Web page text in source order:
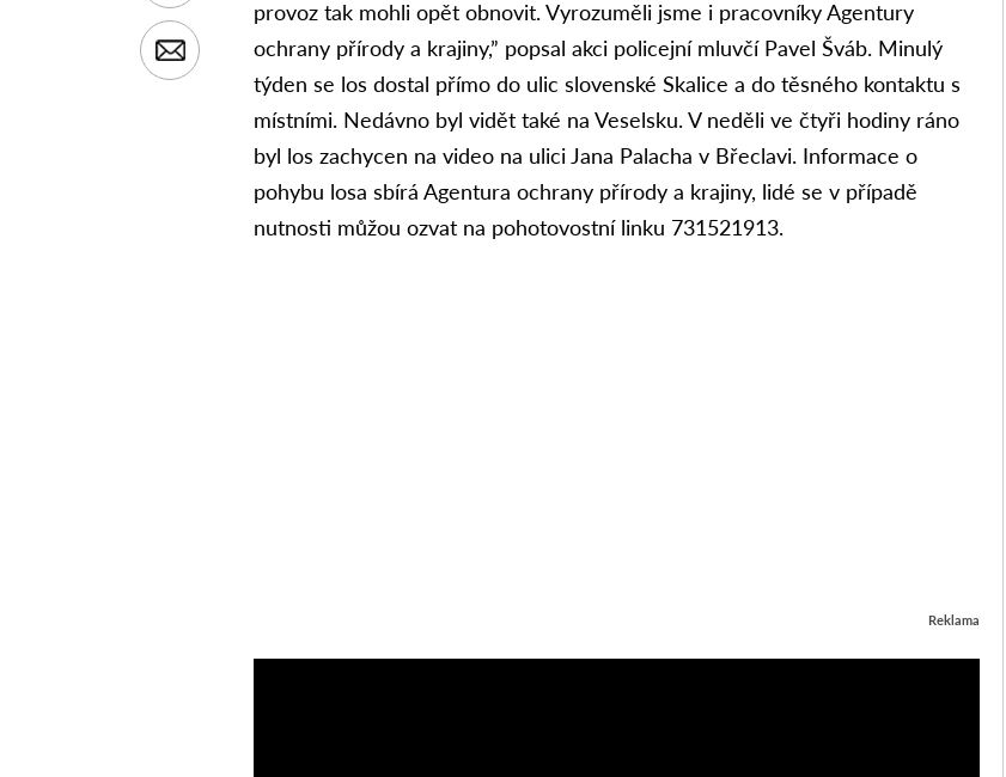
provoz tak mohli opět obnovit. Vyrozuměli jsme i pracovníky Agentury
ochrany přírody a krajiny,” popsal akci policejní mluvčí Pavel Šváb. Minulý
týden se los dostal přímo do ulic slovenské Skalice a do těsného kontaktu s
místními. Nedávno byl vidět také na Veselsku.V neděli ve čtyři hodiny ráno
byl los zachycen na video na ulici Jana Palacha v Břeclavi. Informace o
pohybu losa sbírá Agentura ochrany přírody a krajiny, lidé se v případě
nutnosti můžou ozvat na pohotovostní linku 731521913.
Reklama